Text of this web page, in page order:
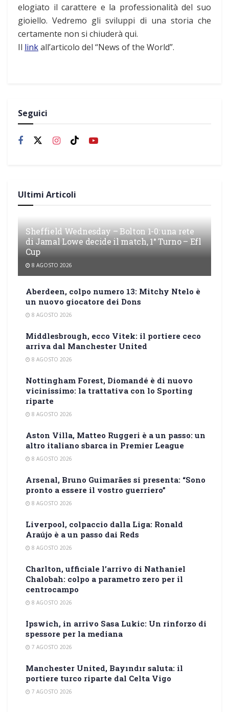
elogiato il carattere e la professionalità del suo
gioiello. Vedremo gli sviluppi di una storia che
certamente non si chiuderà qui.
Il linkall’articolo del “News of the World”.
Seguici
Ultimi Articoli
Sheffield Wednesday – Bolton 1-0: una rete
di Jamal Lowe decide il match, 1° Turno – Efl
Cup
8 AGOSTO 2026
Aberdeen, colpo numero 13: Mitchy Ntelo è
un nuovo giocatore dei Dons
8 AGOSTO 2026
Middlesbrough, ecco Vitek: il portiere ceco
arriva dal Manchester United
8 AGOSTO 2026
Nottingham Forest, Diomandé è di nuovo
vicinissimo: la trattativa con lo Sporting
riparte
8 AGOSTO 2026
Aston Villa, Matteo Ruggeri è a un passo: un
altro italiano sbarca in Premier League
8 AGOSTO 2026
Arsenal, Bruno Guimarães si presenta: “Sono
pronto a essere il vostro guerriero”
8 AGOSTO 2026
Liverpool, colpaccio dalla Liga: Ronald
Araújo è a un passo dai Reds
8 AGOSTO 2026
Charlton, ufficiale l’arrivo di Nathaniel
Chalobah: colpo a parametro zero per il
centrocampo
8 AGOSTO 2026
Ipswich, in arrivo Sasa Lukic: Un rinforzo di
spessore per la mediana
7 AGOSTO 2026
Manchester United, Bayındır saluta: il
portiere turco riparte dal Celta Vigo
7 AGOSTO 2026